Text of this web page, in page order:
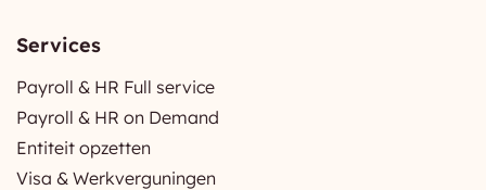
Services
Payroll & HR Full service
Payroll & HR on Demand
Entiteit opzetten
Visa & Werkverguningen